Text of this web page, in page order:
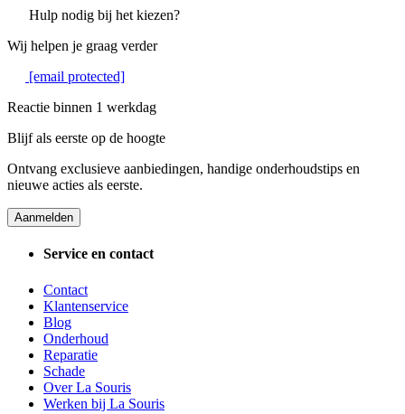
Hulp nodig bij het kiezen?
Wij helpen je graag verder
[email protected]
Reactie binnen 1 werkdag
Blijf als eerste op de hoogte
Ontvang exclusieve aanbiedingen, handige onderhoudstips en
nieuwe acties als eerste.
Aanmelden
Service en contact
Contact
Klantenservice
Blog
Onderhoud
Reparatie
Schade
Over La Souris
Werken bij La Souris